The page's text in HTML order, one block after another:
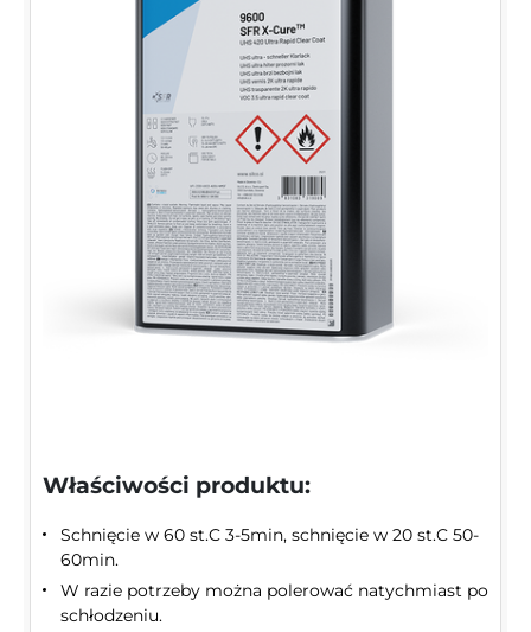
Właściwości produktu:
Schnięcie w 60 st.C 3-5min, schnięcie w 20 st.C 50-
60min.
W razie potrzeby można polerować natychmiast po
schłodzeniu.